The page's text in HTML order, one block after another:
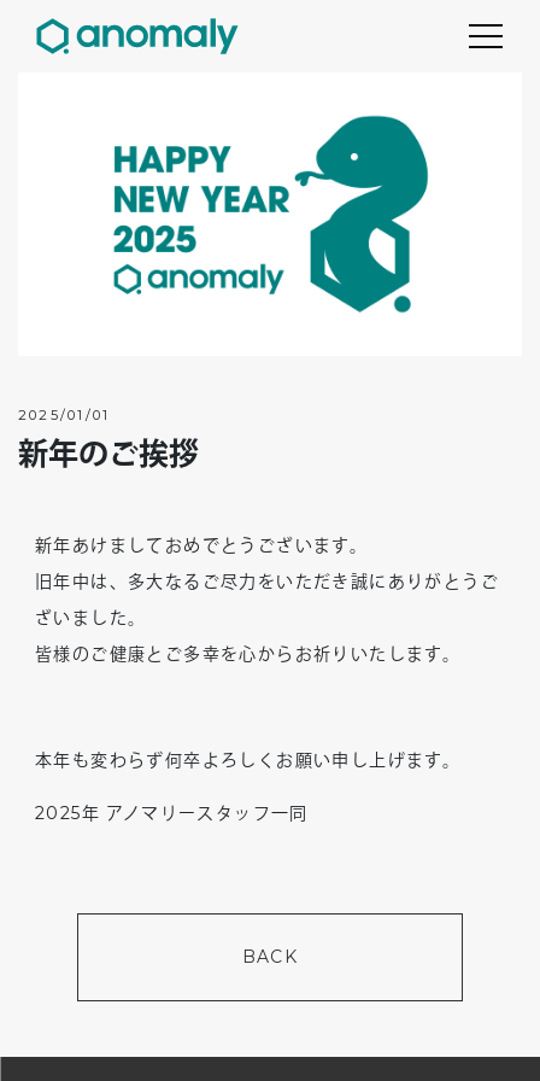
2025/01/01
新年のご挨拶
新年あけましておめでとうございます。
旧年中は、多大なるご尽力をいただき誠にありがとうご
ざいました。
皆様のご健康とご多幸を心からお祈りいたします。
本年も変わらず何卒よろしくお願い申し上げます。
2025年 アノマリースタッフ一同
BACK